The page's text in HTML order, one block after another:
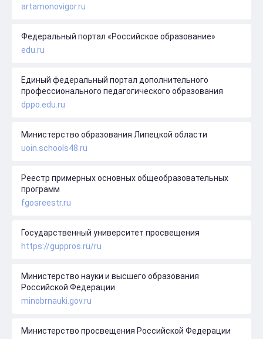
artamonovigor.ru
Федеральный портал «Российское образование»
edu.ru
Единый федеральный портал дополнительного
профессионального педагогического образования
dppo.edu.ru
Министерство образования Липецкой области
uoin.schools48.ru
Реестр примерных основных общеобразовательных
программ
fgosreestr.ru
Государственный университет просвещения
https://guppros.ru/ru
Министерство науки и высшего образования
Российской Федерации
minobrnauki.gov.ru
Министерство просвещения Российской Федерации